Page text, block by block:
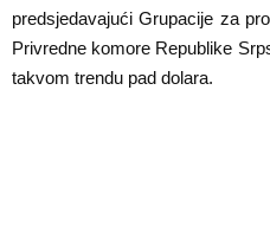
E
predsjedavajući Grupacije za
Privredne komore Republike
takvom trendu pad dolara.